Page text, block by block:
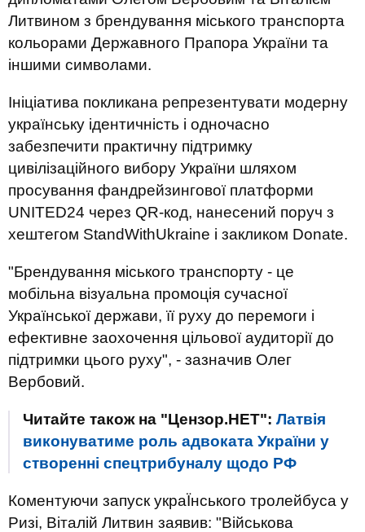
Литвином з брендування міського транспорта
кольорами Державного Прапора України та
іншими символами.
Ініціатива покликана репрезентувати модерну
українську ідентичність і одночасно
забезпечити практичну підтримку
цивілізаційного вибору України шляхом
просування фандрейзингової платформи
UNITED24 через QR-код, нанесений поруч з
хештегом StandWithUkraine і закликом Donate.
"Брендування міського транспорту - це
мобільна візуальна промоція сучасної
Української держави, її руху до перемоги і
ефективне заохочення цільової аудиторії до
підтримки цього руху", - зазначив Олег
Вербовий.
Читайте також на "Цензор.НЕТ": Латвія
виконуватиме роль адвоката України у
створенні спецтрибуналу щодо РФ
Коментуючи запуск украЇнського тролейбуса у
Ризі, Віталій Литвин заявив: "Військова